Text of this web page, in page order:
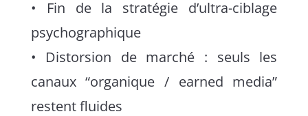
• Fin de la stratégie d’ultra-ciblage
psychographique
• Distorsion de marché : seuls les
canaux “organique / earned media”
restent fluides